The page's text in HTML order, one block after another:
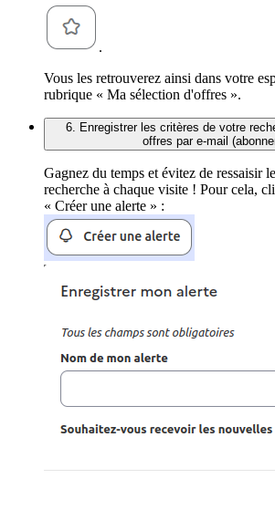
.
Vous les retrouverez ainsi dans votre
rubrique « Ma sélection d'offres ».
6. Enregistrer les critères de votre
offres par e-mail
Gagnez du temps et évitez de ressaisir
recherche à chaque visite ! Pour cela,
« Créer une alerte » :